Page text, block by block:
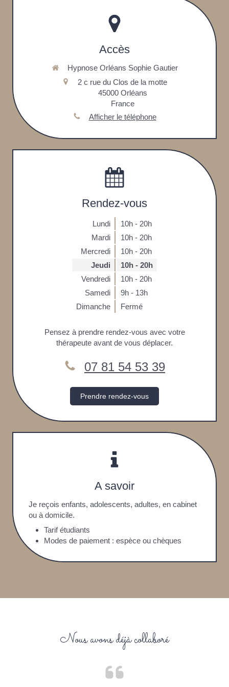
Accès
Hypnose Orléans Sophie Gautier
2 c rue du Clos de la motte
45000 Orléans
France
Afficher le téléphone
Rendez-vous
Lundi
10h - 20h
Mardi
10h - 20h
Mercredi
10h - 20h
Jeudi
10h - 20h
Vendredi
10h - 20h
Samedi
9h - 13h
Dimanche
Fermé
Pensez à prendre rendez-vous avec votre
thérapeute avant de vous déplacer.
07 81 54 53 39
Prendre rendez-vous
A savoir
Je reçois enfants, adolescents, adultes, en cabinet
ou à domicile.
Tarif étudiants
Modes de paiement : espèce ou chèques
Nous avons déjà collaboré